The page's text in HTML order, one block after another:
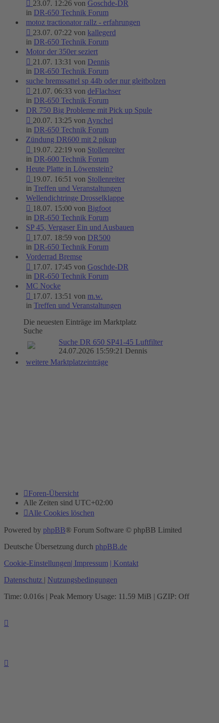
23.07. 12:26 von Goschde-DR
in DR-650 Technik Forum
motoz tractionator rallz - erfahrungen
23.07. 07:22 von kallegerd
in DR-650 Technik Forum
Motor der 350er seziert
21.07. 13:31 von Dennis
in DR-650 Technik Forum
suche bremssattel sp 44b oder nur gleitbolzen
21.07. 06:33 von deFlachser
in DR-650 Technik Forum
DR 750 Big Probleme mit Pick up Spule
20.07. 13:25 vonAynchel
in DR-650 Technik Forum
Zündung DR600 mit 2 pikup
19.07. 22:19 von Stollenreiter
in DR-600 Technik Forum
Heute Platte in Löwenstein?
19.07. 16:51 von Stollenreiter
in Treffen und Veranstaltungen
Wellendichtringe Drosselklappe
18.07. 15:00 von Bigfoot
in DR-650 Technik Forum
SP 45, Vergaser Ein und Ausbauen
17.07. 18:59 von DR500
in DR-650 Technik Forum
Vorderrad Bremse
17.07. 17:45 von Goschde-DR
in DR-650 Technik Forum
MC Nocke
17.07. 13:51 von m.w.
in Treffen und Veranstaltungen
Die neuesten Einträge im Marktplatz
Suche
Suche DR 650 SP41-45 Luftfilter
24.07.2026 15:59:21 Dennis
weitere Marktplatzeinträge
Foren-Übersicht
Alle Zeiten sind UTC+02:00
Alle Cookies löschen
Powered by phpBB® Forum Software © phpBB Limited
Deutsche Übersetzung durch phpBB.de
Cookie-Einstellungen| Impressum | Kontakt
Datenschutz | Nutzungsbedingungen
Time: 0.016s | Peak Memory Usage: 11.59 MiB | GZIP: Off